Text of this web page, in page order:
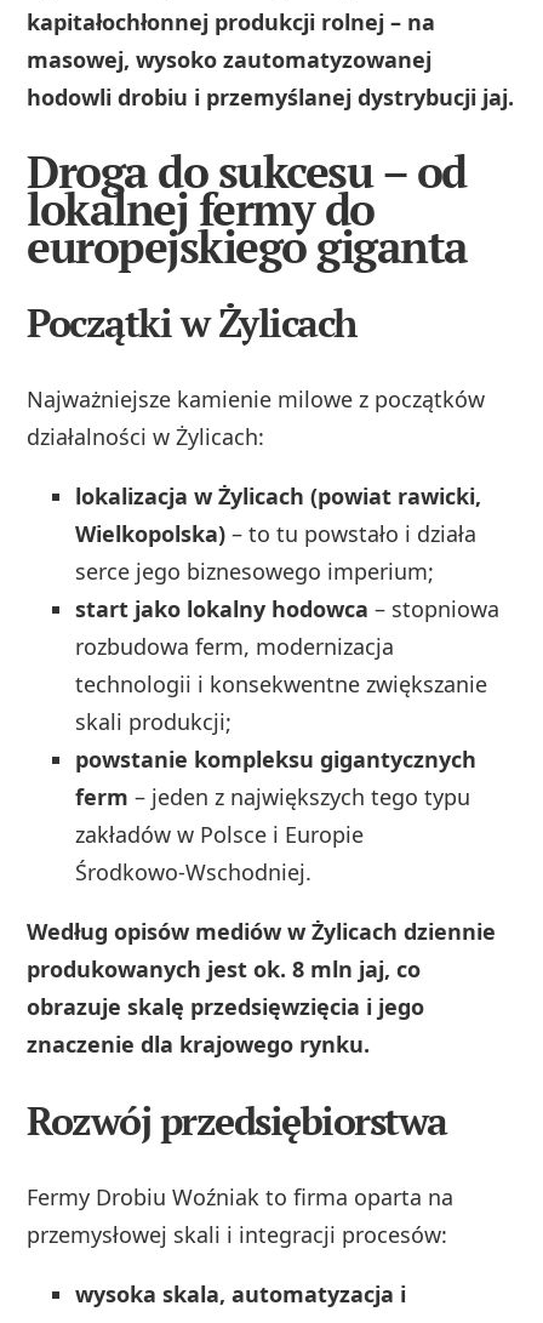
kapitałochłonnej produkcji rolnej – na
masowej, wysoko zautomatyzowanej
hodowli drobiu i przemyślanej dystrybucji jaj.
Droga do sukcesu – od
lokalnej fermy do
europejskiego giganta
Początki w Żylicach
Najważniejsze kamienie milowe z początków
działalności w Żylicach:
lokalizacja w Żylicach (powiat rawicki,
Wielkopolska) – to tu powstało i działa
serce jego biznesowego imperium;
start jako lokalny hodowca – stopniowa
rozbudowa ferm, modernizacja
technologii i konsekwentne zwiększanie
skali produkcji;
powstanie kompleksu gigantycznych
ferm – jeden z największych tego typu
zakładów w Polsce i Europie
Środkowo‑Wschodniej.
Według opisów mediów w Żylicach dziennie
produkowanych jest ok. 8 mln jaj, co
obrazuje skalę przedsięwzięcia i jego
znaczenie dla krajowego rynku.
Rozwój przedsiębiorstwa
Fermy Drobiu Woźniak to firma oparta na
przemysłowej skali i integracji procesów:
wysoka skala, automatyzacja i